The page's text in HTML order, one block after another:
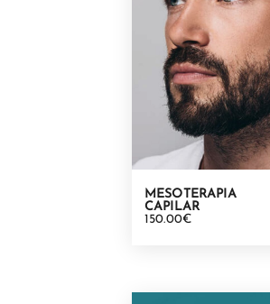
MESOTERAPIA
CAPILAR
150.00€